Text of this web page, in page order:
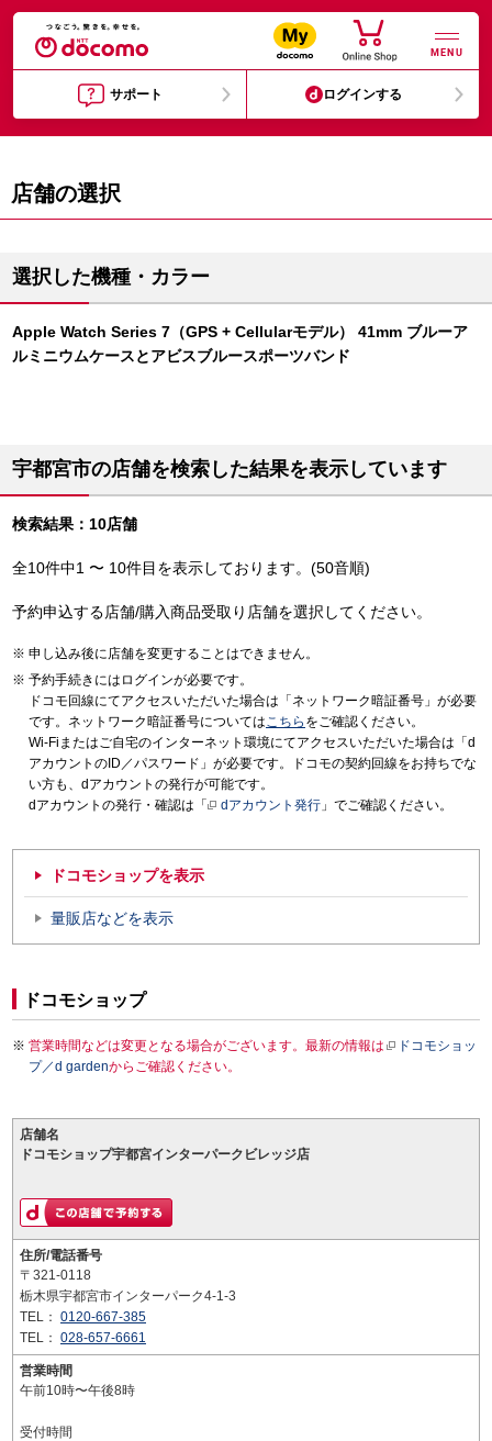
MENU
サポート ログインする
店舗の選択
選択した機種・カラー
Apple Watch Series 7（GPS + Cellularモデル） 41mm ブルーア
ルミニウムケースとアビスブルースポーツバンド
宇都宮市の店舗を検索した結果を表示しています
検索結果：10店舗
全10件中1 〜 10件目を表示しております。(50音順)
予約申込する店舗/購入商品受取り店舗を選択してください。
申し込み後に店舗を変更することはできません。
予約手続きにはログインが必要です。
ドコモ回線にてアクセスいただいた場合は「ネットワーク暗証番号」が必要
です。ネットワーク暗証番号についてはこちら をご確認ください。
Wi-Fiまたはご自宅のインターネット環境にてアクセスいただいた場合は「d
アカウントのID／パスワード」が必要です。ドコモの契約回線をお持ちでな
い方も、dアカウントの発行が可能です。
dアカウントの発行・確認は「
dアカウント発行 」でご確認ください。
ドコモショップを表示
量販店などを表示
ドコモショップ
営業時間などは変更となる場合がございます。最新の情報は
ドコモショッ
プ／d gardenからご確認ください。
店舗名
ドコモショップ宇都宮インターパークビレッジ店
住所/電話番号
〒321-0118
栃木県宇都宮市インターパーク4-1-3
TEL： 0120-667-385
TEL： 028-657-6661
営業時間
午前10時〜午後8時
受付時間